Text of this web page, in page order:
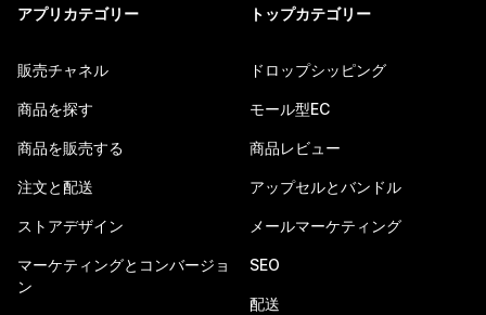
アプリカテゴリー
販売チャネル
商品を探す
商品を販売する
注文と配送
ストアデザイン
マーケティングとコンバージョ
ン
トップカテゴリー
ドロップシッピング
モール型EC
商品レビュー
アップセルとバンドル
メールマーケティング
SEO
配送